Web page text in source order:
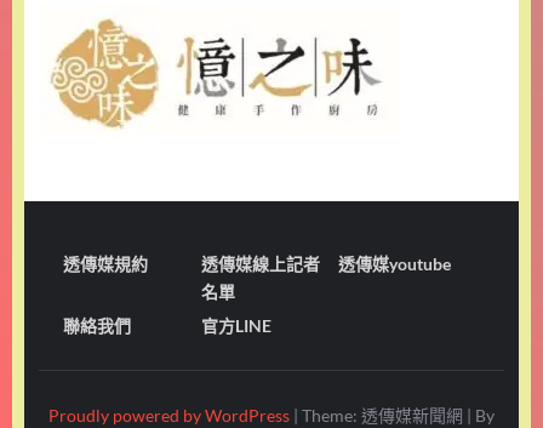
透傳媒規約
透傳媒線上記者
名單
透傳媒youtube
聯絡我們 官方LINE
Proudly powered by WordPress | Theme: 透傳媒新聞網 | By